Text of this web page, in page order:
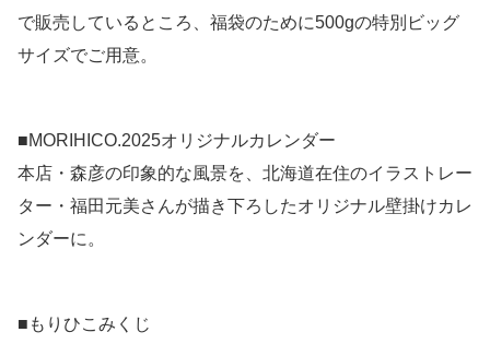
で販売しているところ、福袋のために500gの特別ビッグ
サイズでご用意。
■MORIHICO.2025オリジナルカレンダー
本店・森彦の印象的な風景を、北海道在住のイラストレー
ター・福田元美さんが描き下ろしたオリジナル壁掛けカレ
ンダーに。
■もりひこみくじ